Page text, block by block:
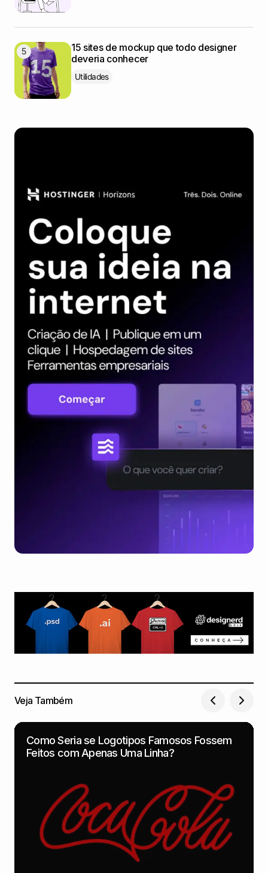
15 sites de mockup que todo designer
deveria conhecer
Utilidades
Veja Também
Como Seria se Logotipos Famosos Fossem
Feitos com Apenas Uma Linha?